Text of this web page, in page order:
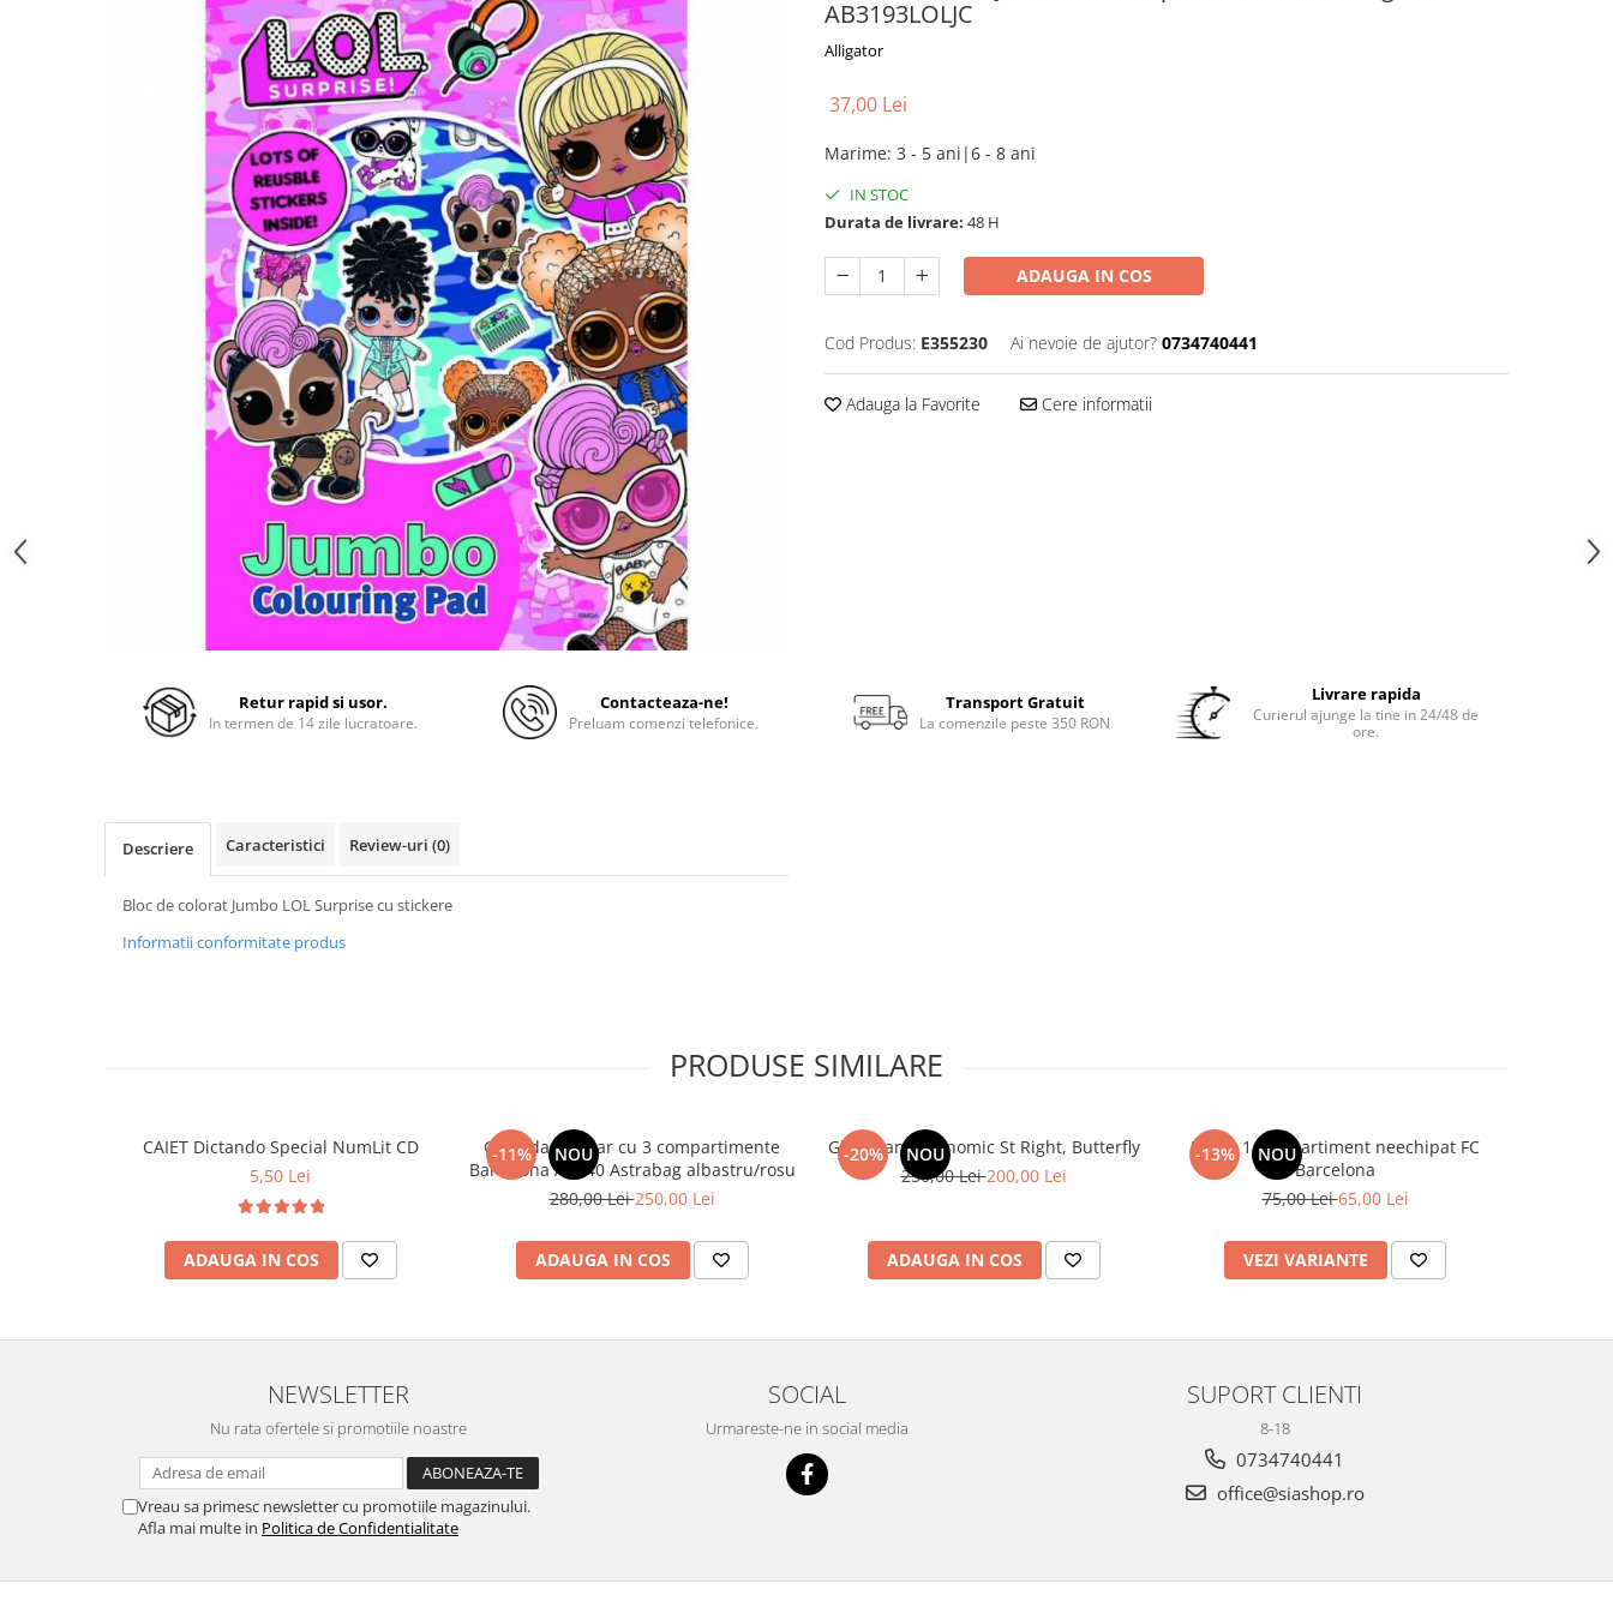
AB3193LOLJC
Alligator
37,00 Lei
Marime: 3 - 5 ani|6 - 8 ani
IN STOC
Durata de livrare: 48 H
ADAUGA IN COS
Cod Produs: E355230 Ai nevoie de ajutor? 0734740441
Adauga la Favorite Cere informatii
Retur rapid si usor.
In termen de 14 zile lucratoare.
Contacteaza-ne!
Preluam comenzi telefonice.
Transport Gratuit
La comenzile peste 350 RON
Livrare rapida
Curierul ajunge la tine in 24/48 de
ore.
Descriere Caracteristici Review-uri (0)
Bloc de colorat Jumbo LOL Surprise cu stickere
Informatii conformitate produs
PRODUSE SIMILARE
CAIET Dictando Special NumLit CD
5,50 Lei
ADAUGA IN COS
-11% NOU
Ghiozdan școlar cu 3 compartimente
Barcelona AB340 Astrabag albastru/rosu
280,00 Lei250,00 Lei
ADAUGA IN COS
-20% NOU
Ghiozdan ergonomic St Right, Butterfly
250,00 Lei200,00 Lei
ADAUGA IN COS
-13% NOU
Penar 1 compartiment neechipat FC
Barcelona
75,00 Lei65,00 Lei
VEZI VARIANTE
NEWSLETTER
Nu rata ofertele si promotiile noastre
Vreau sa primesc newsletter cu promotiile magazinului.
Afla mai multe in Politica de Confidentialitate
SOCIAL
Urmareste-ne in social media
SUPORT CLIENTI
8-18
0734740441
office@siashop.ro